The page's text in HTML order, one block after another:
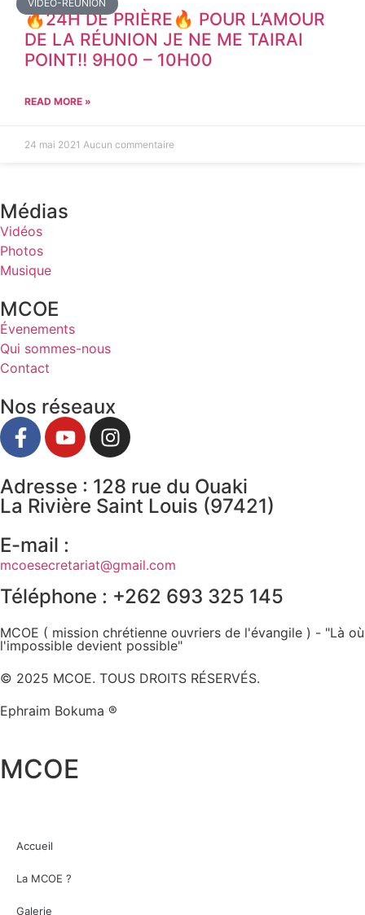
VIDEO-RÉUNION
🔥24H DE PRIÈRE🔥 POUR L’AMOUR
DE LA RÉUNION JE NE ME TAIRAI
POINT‼️ 9H00 – 10H00
READ MORE »
24 mai 2021 Aucun commentaire
Médias
Vidéos
Photos
Musique
MCOE
Évenements
Qui sommes-nous
Contact
Nos réseaux
Adresse : 128 rue du Ouaki
La Rivière Saint Louis (97421)
E-mail :
mcoesecretariat@gmail.com
Téléphone : +262 693 325 145
MCOE ( mission chrétienne ouvriers de l'évangile ) - "Là où
l'impossible devient possible"
© 2025 MCOE. TOUS DROITS RÉSERVÉS.
Ephraim Bokuma ®
MCOE
Accueil
La MCOE ?
Galerie